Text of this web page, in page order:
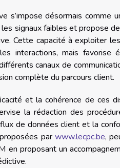
s’impose désormais
signaux faibles et propose
Cette capacité à exploiter
interactions, mais favorise
canaux de
complète du parcours client.
et la cohérence de ces
la rédaction des
de données client et la
par www.lecpc.be,
en proposant un